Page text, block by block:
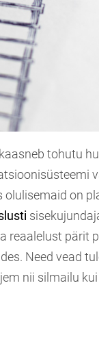
tohutu
on
reaalelust pärit
Need vead
nii silmailu kui